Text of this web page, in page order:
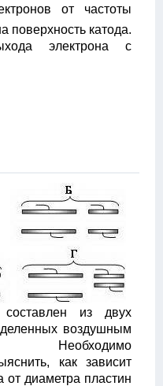
от частоты
поверхность катода.
электрона с
составлен из двух
воздушным
Необходимо
как зависит
от диаметра пластин